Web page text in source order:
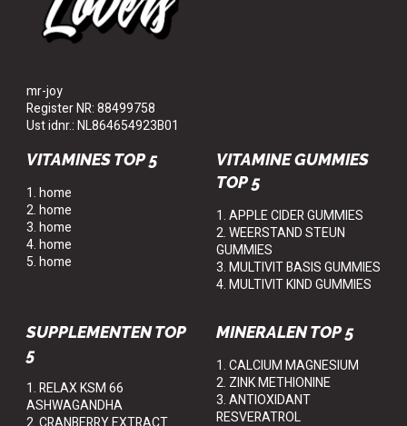
mr-joy
Register NR: 88499758
Ust idnr.: NL864654923B01
VITAMINES TOP 5
1. home
2. home
3. home
4. home
5. home
VITAMINE GUMMIES
TOP 5
1. APPLE CIDER GUMMIES
2. WEERSTAND STEUN
GUMMIES
3. MULTIVIT BASIS GUMMIES
4. MULTIVIT KIND GUMMIES
SUPPLEMENTEN TOP
5
1. RELAX KSM 66
ASHWAGANDHA
MINERALEN TOP 5
1. CALCIUM MAGNESIUM
2. ZINK METHIONINE
3. ANTIOXIDANT
RESVERATROL